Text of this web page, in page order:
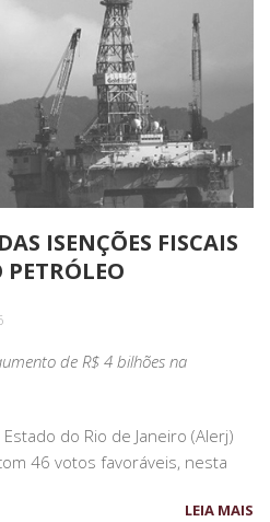
ISENÇÕES FISCAIS
de R$ 4 bilhões na
do Rio de Janeiro (Alerj)
46 votos favoráveis, nesta
LEIA MAIS